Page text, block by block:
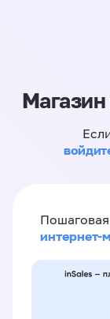
интернет-